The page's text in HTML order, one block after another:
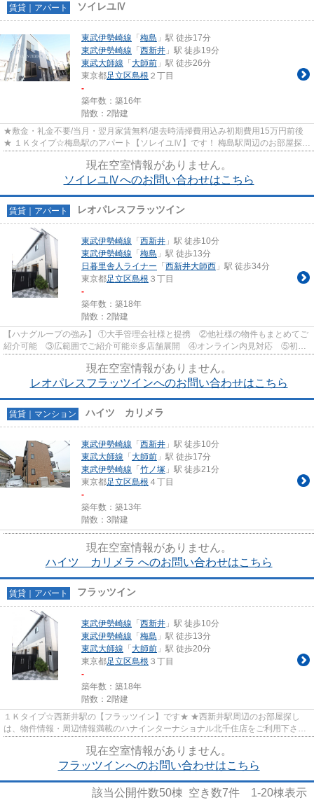
賃貸｜アパート ソイレユⅣ
東武伊勢崎線 「 梅島 」駅 徒歩17分
東武伊勢崎線 「 西新井 」駅 徒歩19分
東武大師線 「 大師前 」駅 徒歩26分
東京都足立区島根 ２丁目
-
築年数：築16年
階数：2階建
★敷金・礼金不要/当月・翌月家賃無料/退去時清掃費用込み初期費用15万円前後
★ １Ｋタイプ☆梅島駅のアパート【ソレイユⅣ】です！ 梅島駅周辺のお部屋探し
現在空室情報がありません。
ソイレユⅣへのお問い合わせはこちら
賃貸｜アパート レオパレスフラッツイン
東武伊勢崎線 「 西新井 」駅 徒歩10分
東武伊勢崎線 「 梅島 」駅 徒歩13分
日暮里舎人ライナー 「 西新井大師西 」駅 徒歩34分
東京都足立区島根 ３丁目
-
築年数：築18年
階数：2階建
【ハナグループの強み】 ①大手管理会社様と提携 ②他社様の物件もまとめてご
紹介可能 ③広範囲でご紹介可能※多店舗展開 ④オンライン内見対応 ⑤初期
現在空室情報がありません。
レオパレスフラッツインへのお問い合わせはこちら
賃貸｜マンション ハイツ カリメラ
東武伊勢崎線 「 西新井 」駅 徒歩10分
東武大師線 「 大師前 」駅 徒歩17分
東武伊勢崎線 「 竹ノ塚 」駅 徒歩21分
東京都足立区島根 ４丁目
-
築年数：築13年
階数：3階建
現在空室情報がありません。
ハイツ カリメラ へのお問い合わせはこちら
賃貸｜アパート フラッツイン
東武伊勢崎線 「 西新井 」駅 徒歩10分
東武伊勢崎線 「 梅島 」駅 徒歩13分
東武大師線 「 大師前 」駅 徒歩20分
東京都足立区島根 ３丁目
-
築年数：築18年
階数：2階建
１Ｋタイプ☆西新井駅の【フラッツイン】です★ ★西新井駅周辺のお部屋探し
は、物件情報・周辺情報満載のハナインターナショナル北千住店をご利用下さ
現在空室情報がありません。
フラッツインへのお問い合わせはこちら
該当公開件数50棟 空き数7件 1-20棟表示